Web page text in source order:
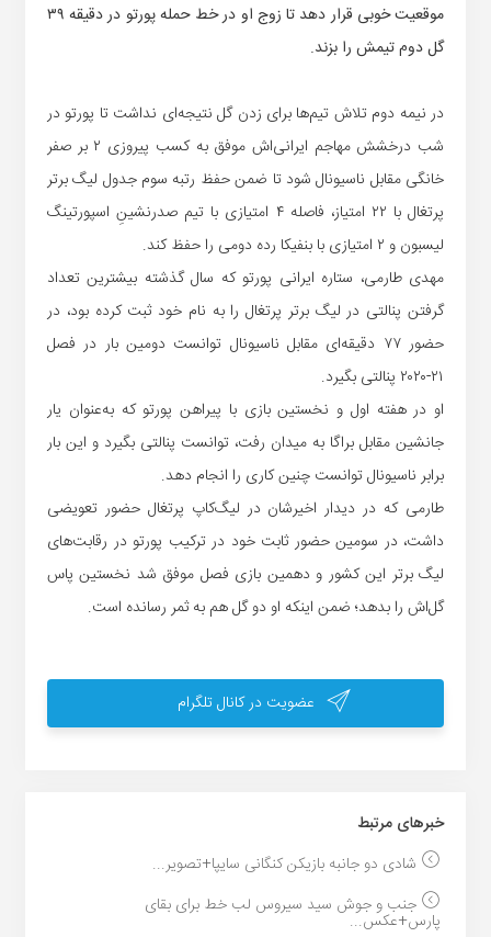
موقعیت خوبی قرار دهد تا زوج او در خط حمله پورتو در دقیقه ۳۹
گل دوم تیمش را بزند.
در نیمه دوم تلاش تیم‌ها برای زدن گل نتیجه‌ای نداشت تا پورتو در
شب درخشش مهاجم ایرانی‌اش موفق به کسب پیروزی ۲ بر صفر
خانگی مقابل ناسیونال شود تا ضمن حفظ رتبه سوم جدول لیگ برتر
پرتغال با ۲۲ امتیاز، فاصله ۴ امتیازی با تیم صدرنشینِ اسپورتینگ
لیسبون و ۲ امتیازی با بنفیکا رده دومی را حفظ کند.
مهدی طارمی، ستاره ایرانی پورتو که سال گذشته بیشترین تعداد
گرفتن پنالتی در لیگ برتر پرتغال را به نام خود ثبت کرده بود، در
حضور ۷۷ دقیقه‌ای مقابل ناسیونال توانست دومین بار در فصل
۲۱-۲۰۲۰ پنالتی بگیرد.
او در هفته اول و نخستین بازی با پیراهن پورتو که به‌عنوان یار
جانشین مقابل براگا به میدان رفت، توانست پنالتی بگیرد و این بار
برابر ناسیونال توانست چنین کاری را انجام دهد.
طارمی که در دیدار اخیرشان در لیگ‌کاپ پرتغال حضور تعویضی
داشت، در سومین حضور ثابت خود در ترکیب پورتو در رقابت‌های
لیگ برتر این کشور و دهمین بازی فصل موفق شد نخستین پاس
گل‌اش را بدهد؛ ضمن اینکه او دو گل هم به ثمر رسانده است.
عضویت در کانال تلگرام
خبر‌های مرتبط
شادی دو جانبه بازیکن کنگانی سایپا+تصویر...
جنب و جوش سید سیروس لب خط برای بقای
پارس+عکس...